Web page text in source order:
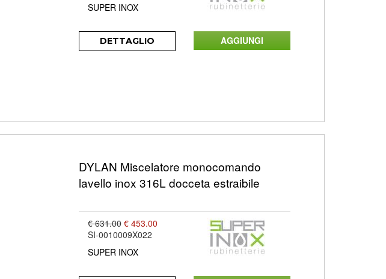
SUPER INOX
DETTAGLIO
DYLAN Miscelatore monocomando
lavello inox 316L docceta estraibile
€ 631.00 € 453.00
SI-0010009X022
SUPER INOX